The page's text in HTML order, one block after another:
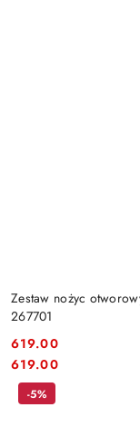
Zestaw nożyc
267701
Cena:
619.00
Cena:
619.00
-5%